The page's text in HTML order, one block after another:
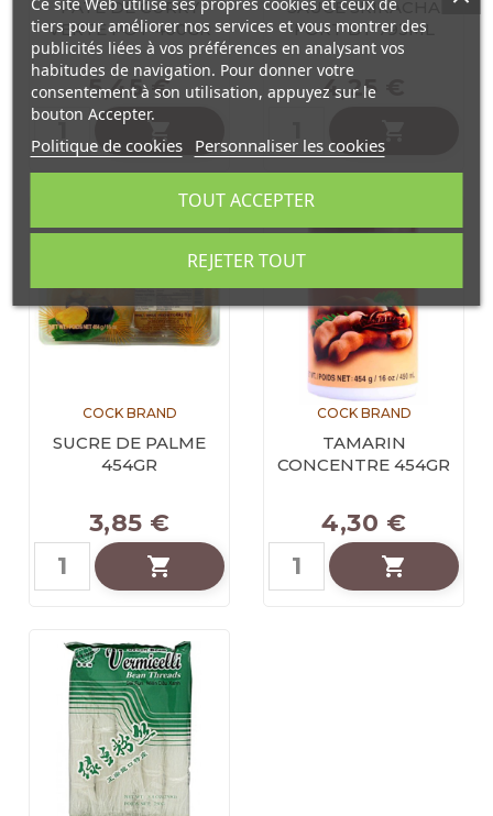
PATE DE CURRY
VERTE POT 400GR
5,45 €
SAUCE SRIRACHA
FORT BT 793ML
4,25 €
COCK BRAND
SUCRE DE PALME
454GR
3,85 €

COCK BRAND
TAMARIN
CONCENTRE 454GR
4,30 €

tiers pour améliorer nos services et vous montrer des
publicités liées à vos préférences en analysant vos
habitudes de navigation. Pour donner votre
consentement à son utilisation, appuyez sur le
bouton Accepter.
Politique de cookies Personnaliser les cookies
REJETER TOUT
TOUT ACCEPTER